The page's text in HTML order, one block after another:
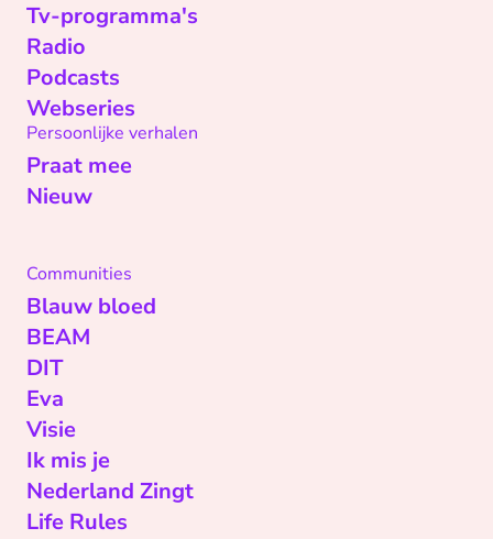
Tv-programma's
Radio
Podcasts
Webseries
Persoonlijke verhalen
Praat mee
Nieuw
Communities
Blauw bloed
BEAM
DIT
Eva
Visie
Ik mis je
Nederland Zingt
Life Rules